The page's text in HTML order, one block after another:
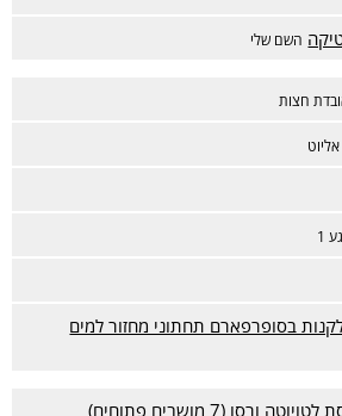
השם שלי
חצות
1
בסופרפארם תחתוני מחזור למים
ורסו (7 מושבים פתוחים)